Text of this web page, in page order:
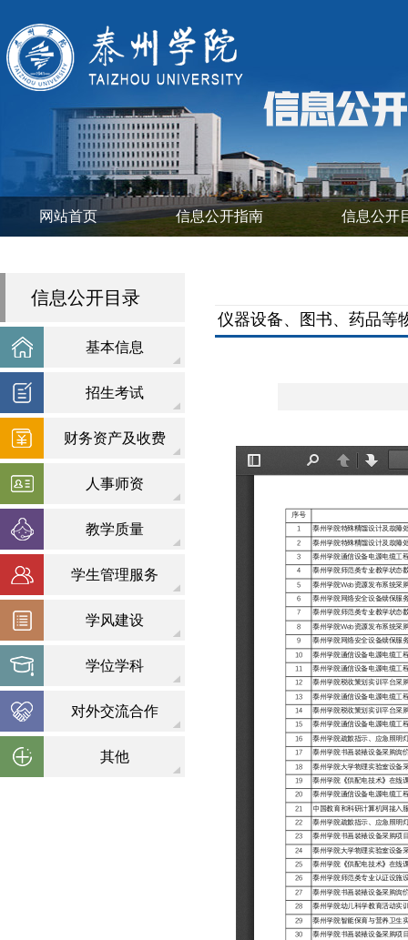
网站首页 信息公开指南 信息公开
信息公开目录
基本信息
招生考试
财务资产及收费
人事师资
教学质量
学生管理服务
学风建设
学位学科
对外交流合作
其他
仪器设备、图书、药品等